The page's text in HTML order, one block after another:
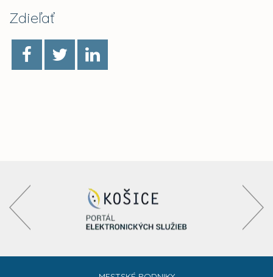
Zdieľať